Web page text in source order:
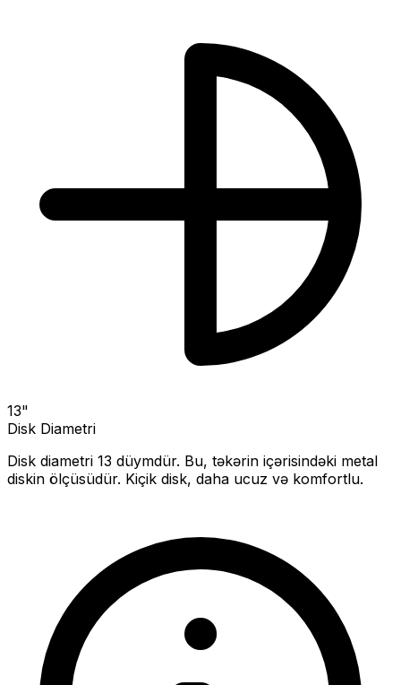
13"
Disk Diametri
Disk diametri 13 düymdür. Bu, təkərin içərisindəki metal
diskin ölçüsüdür. Kiçik disk, daha ucuz və komfortlu.